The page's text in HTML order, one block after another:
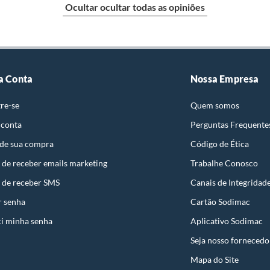
Máxima de 40°c.
1% Viscose,F Io Open End,400g/m²
pisos, porcelanatos, revestimentos, pastilhas,
A resposta ao cliente deverá ser imediata. Sendo
poderá ser substituído, imediatamente, acrescido
poderá optar por:
condições de uso;
Ocultar ocultar todas as opiniões
Conta
se
sua compra
receber emails marketing
receber SMS
senha
minha senha
Nossa Empresa
Quem somos
Perguntas
Código de Ética
Trabalhe Conosco
Canais de
Cartão Sodimac
Aplicativo Sodimac
Seja nosso
Mapa do Site